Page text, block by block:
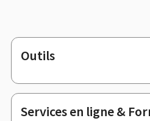
Pied
de
page
Outils
Services en ligne &